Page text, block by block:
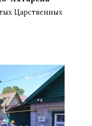
Царственных